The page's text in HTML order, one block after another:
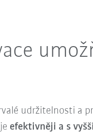
udržitelnosti a
efektivněji a s